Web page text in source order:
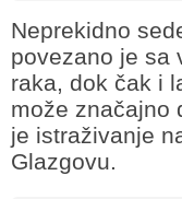
Neprekidno
povezano je sa
raka, dok čak i
može značajno
je istraživanje
Glazgovu.